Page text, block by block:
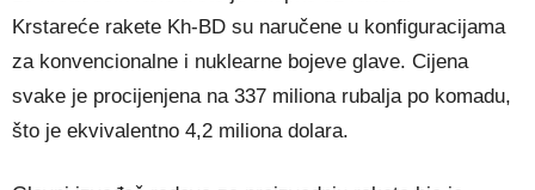
Krstareće rakete Kh-BD su naručene u konfiguracijama
za konvencionalne i nuklearne bojeve glave. Cijena
svake je procijenjena na 337 miliona rubalja po komadu,
što je ekvivalentno 4,2 miliona dolara.